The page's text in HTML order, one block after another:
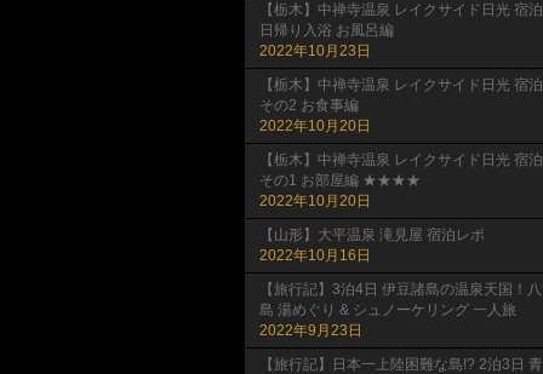
【栃木】中禅寺温泉 レイクサイド日光 宿
日帰り入浴 お風呂編
2022年10月23日
【栃木】中禅寺温泉 レイクサイド日光 宿泊
その2 お食事編
2022年10月20日
【栃木】中禅寺温泉 レイクサイド日光 宿泊
その1 お部屋編 ★★★★
2022年10月20日
【山形】大平温泉 滝見屋 宿泊レポ
2022年10月16日
【旅行記】3泊4日 伊豆諸島の温泉天国！
島 湯めぐり & シュノーケリング 一人旅
2022年9月23日
【旅行記】日本一上陸困難な島!? 2泊3日